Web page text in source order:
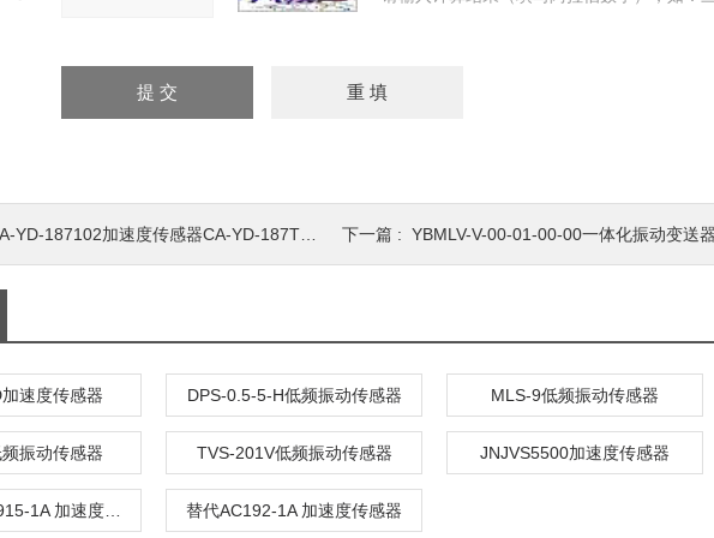
YD-187102加速度传感器CA-YD-187T02 下一篇 : YBMLV-V-00-01-00-00一体化振动变送器
速度传感器 DPS-0.5-5-H低频振动传感器 MLS-9低频振动传感器
振动传感器 TVS-201V低频振动传感器 JNJVS5500加速度传感器
替代AC192-1A 加速度传感器